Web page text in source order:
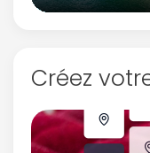
Créez